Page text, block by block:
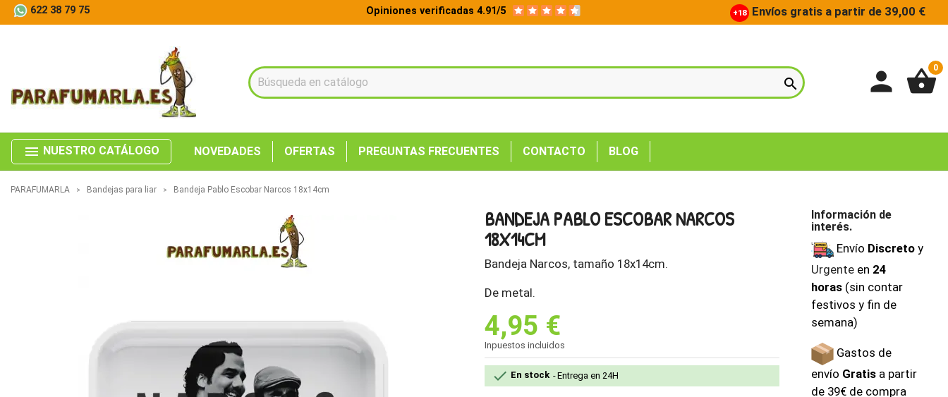
622 38 79 75 Opiniones verificadas 4.91/5 +18 Envíos gratis a partir de 39,00 €
 person shopping_basket
0
menu NUESTRO CATÁLOGO NOVEDADES OFERTAS PREGUNTAS FRECUENTES CONTACTO BLOG
PARAFUMARLA Bandejas para liar Bandeja Pablo Escobar Narcos 18x14cm
BANDEJA PABLO ESCOBAR NARCOS
18X14CM
Bandeja Narcos, tamaño 18x14cm.
De metal.
4,95 €
Inpuestos incluidos
 En stock Entrega en 24H
Información de
interés.
Envío Discretoy
Urgenteen 24
horas(sin contar
festivos y fin de
semana)
Gastos de
envío Gratisa partir
de 39€ de compra